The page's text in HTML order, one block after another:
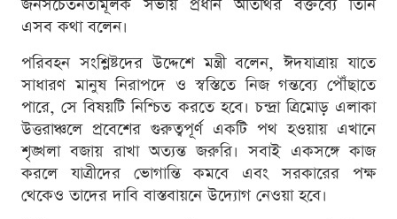
জনসচেতনতামূলক সভায় প্রধান অতিথির বক্তব্যে তিনি
এসব কথা বলেন।
পরিবহন সংশ্লিষ্টদের উদ্দেশে মন্ত্রী বলেন, ঈদযাত্রায় যাতে
সাধারণ মানুষ নিরাপদে ও স্বস্তিতে নিজ গন্তব্যে পৌঁছাতে
পারে, সে বিষয়টি নিশ্চিত করতে হবে। চন্দ্রা ত্রিমোড় এলাকা
উত্তরাঞ্চলে প্রবেশের গুরুত্বপূর্ণ একটি পথ হওয়ায় এখানে
শৃঙ্খলা বজায় রাখা অত্যন্ত জরুরি। সবাই একসঙ্গে কাজ
করলে যাত্রীদের ভোগান্তি কমবে এবং সরকারের পক্ষ
থেকেও তাদের দাবি বাস্তবায়নে উদ্যোগ নেওয়া হবে।